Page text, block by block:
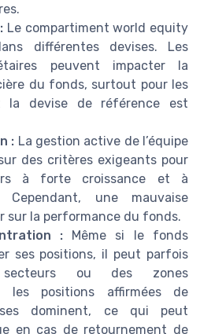
Le compartiment world equity
différentes devises. Les
peuvent impacter la
du fonds, surtout pour les
la devise de référence est
: La gestion active de l’équipe
des critères exigeants pour
à forte croissance et à
Cependant, une mauvaise
sur la performance du fonds.
:Même si le fonds
ses positions, il peut parfois
ou des zones
les positions affirmées de
dominent, ce qui peut
en cas de retournement de